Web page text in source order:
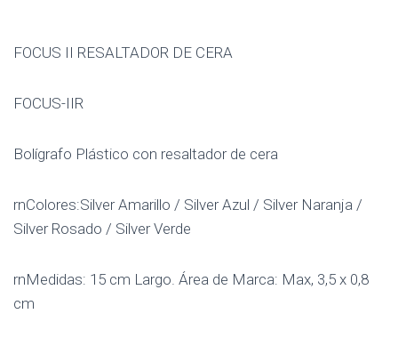
FOCUS II RESALTADOR DE CERA
FOCUS-IIR
Bolígrafo Plástico con resaltador de cera
rnColores:Silver Amarillo / Silver Azul / Silver Naranja /
Silver Rosado / Silver Verde
rnMedidas: 15 cm Largo. Área de Marca: Max, 3,5 x 0,8
cm